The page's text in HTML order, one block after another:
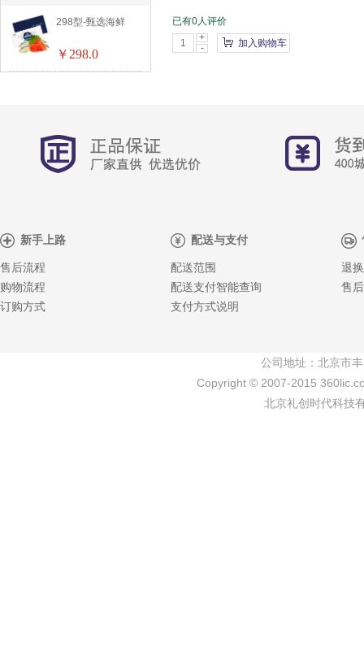
已有0人评价
+
-
加入购物车
298型-甄选海鲜
￥298.0
新手上路
售后流程
购物流程
订购方式
配送与支付
配送范围
配送支付智能查询
支付方式说明
退
售
公司地址：北京市
Copyright © 2007-2015
北京礼创时代科技